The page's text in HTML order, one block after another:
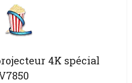
4K spécial